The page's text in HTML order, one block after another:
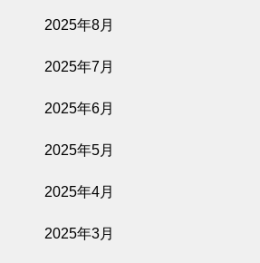
2025年8月
2025年7月
2025年6月
2025年5月
2025年4月
2025年3月